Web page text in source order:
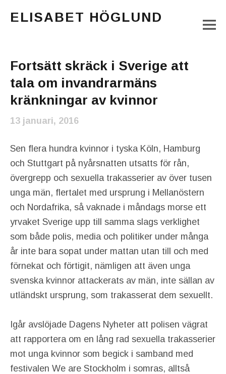
ELISABET HÖGLUND
Fortsätt skräck i Sverige att
tala om invandrarmäns
kränkningar av kvinnor
13 januari, 2016
Sen flera hundra kvinnor i tyska Köln, Hamburg
och Stuttgart på nyårsnatten utsatts för rån,
övergrepp och sexuella trakasserier av över tusen
unga män, flertalet med ursprung i Mellanöstern
och Nordafrika, så vaknade i måndags morse ett
yrvaket Sverige upp till samma slags verklighet
som både polis, media och politiker under många
år inte bara sopat under mattan utan till och med
förnekat och förtigit, nämligen att även unga
svenska kvinnor attackerats av män, inte sällan av
utländskt ursprung, som trakasserat dem sexuellt.
Igår avslöjade Dagens Nyheter att polisen vägrat
att rapportera om en lång rad sexuella trakasserier
mot unga kvinnor som begick i samband med
festivalen We are Stockholm i somras, alltså